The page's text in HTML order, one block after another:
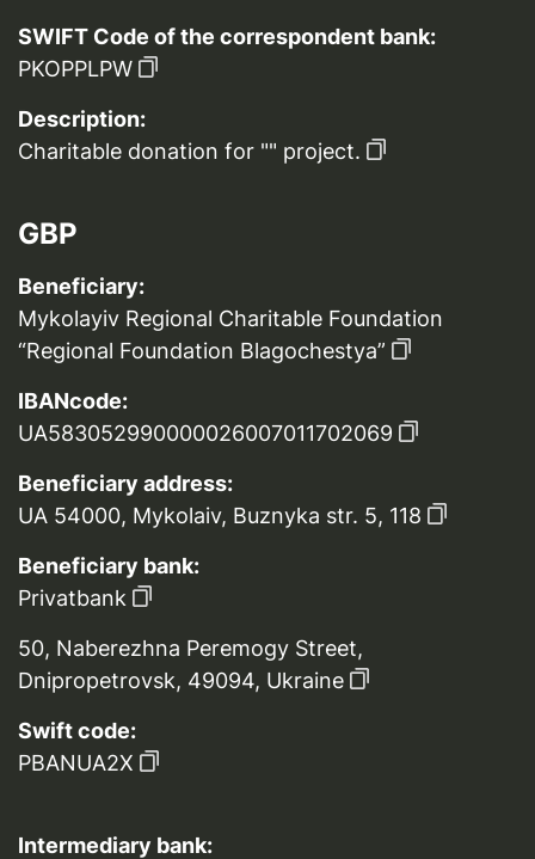
SWIFT Code of the correspondent bank:
PKOPPLPW
Description:
Charitable donation for "" project.
GBP
Beneficiary:
Mykolayiv Regional Charitable Foundation
“Regional Foundation Blagochestya”
IBANcode:
UA583052990000026007011702069
Beneficiary address:
UA 54000, Mykolaiv, Buznyka str. 5, 118
Beneficiary bank:
Privatbank
50, Naberezhna Peremogy Street,
Dnipropetrovsk, 49094, Ukraine
Swift code:
PBANUA2X
Intermediary bank: